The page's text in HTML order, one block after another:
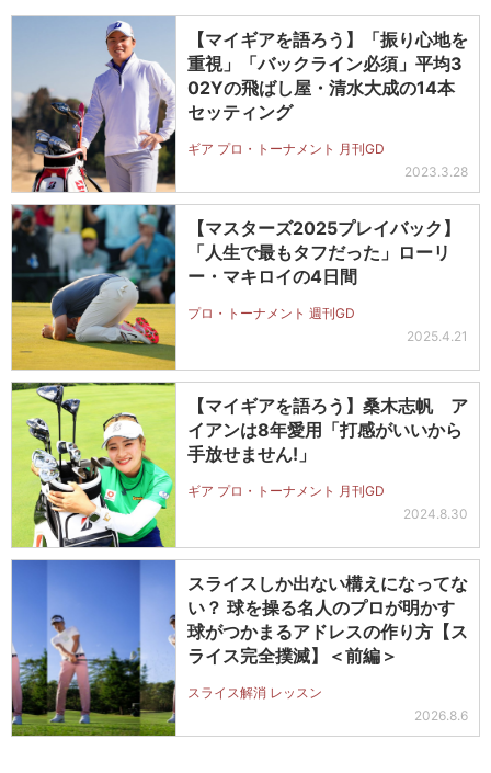
【マイギアを語ろう】「振り心地を
重視」「バックライン必須」平均3
02Yの飛ばし屋・清水大成の14本
セッティング
ギア プロ・トーナメント 月刊GD
2023.3.28
【マスターズ2025プレイバック】
「人生で最もタフだった」ローリ
ー・マキロイの4日間
プロ・トーナメント 週刊GD
2025.4.21
【マイギアを語ろう】桑木志帆 ア
イアンは8年愛用「打感がいいから
手放せません!」
ギア プロ・トーナメント 月刊GD
2024.8.30
スライスしか出ない構えになってな
い？ 球を操る名人のプロが明かす
球がつかまるアドレスの作り方【ス
ライス完全撲滅】＜前編＞
スライス解消 レッスン
2026.8.6